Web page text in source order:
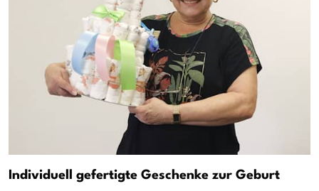
Individuell gefertigte Geschenke zur Geburt